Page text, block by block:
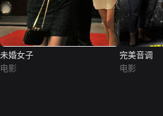
未婚女子
电影
完美音调
电影